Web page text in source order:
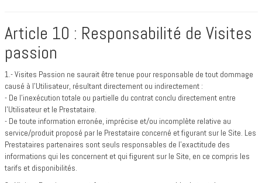
Article 10 : Responsabilité de Visites
passion
1.- Visites Passion ne saurait être tenue pour responsable de tout dommage
causé à l’Utilisateur, résultant directement ou indirectement :
- De l’inexécution totale ou partielle du contrat conclu directement entre
l’Utilisateur et le Prestataire.
- De toute information erronée, imprécise et/ou incomplète relative au
service/produit proposé par le Prestataire concerné et figurant sur le Site. Les
Prestataires partenaires sont seuls responsables de l’exactitude des
informations qui les concernent et qui figurent sur le Site, en ce compris les
tarifs et disponibilités.